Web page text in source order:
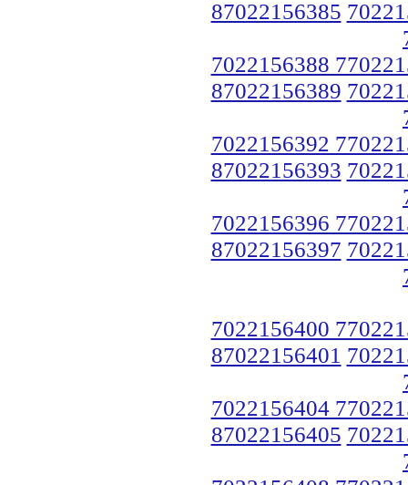
87022156385
7022156388
87022156389
7022156392
87022156393
7022156396
87022156397
7022156400
87022156401
7022156404
87022156405